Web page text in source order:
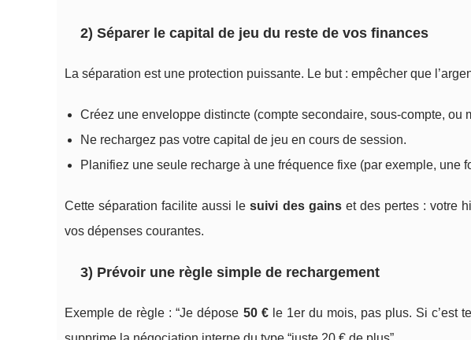
2) Séparer le capital de jeu du reste de vos finances
La séparation est une protection puissante. Le but : empêcher que
Créez une enveloppe distincte (compte secondaire, sous-compte, ou
Ne rechargez pas votre capital de jeu en cours de session.
Planifiez une seule recharge à une fréquence fixe (par exemple, une
Cette séparation facilite aussi lesuivi des gainset des pertes : votre
vos dépenses courantes.
3) Prévoir une règle simple de rechargement
Exemple de règle : “Je dépose 50 €le 1er du mois, pas plus. Si c’est